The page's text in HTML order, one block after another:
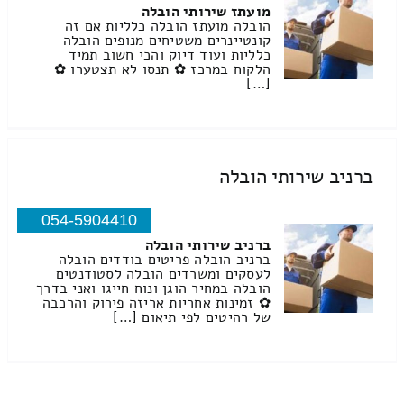
מועתז שירותי הובלה
הובלה מועתז הובלה כלליות אם זה
קונטיינרים משטיחים מנופים הובלה
כלליות ועוד דיוק והכי חשוב תמיד
הלקוח במרכז ✿ תנסו לא תצטערו ✿
[…]
ברניב שירותי הובלה
054-5904410
ברניב שירותי הובלה
ברניב הובלה פריטים בודדים הובלה
לעסקים ומשרדים הובלה לסטודנטים
הובלה במחיר הוגן ונוח חייגו ואני בדרך
✿ זמינות אחריות אריזה פירוק והרכבה
של רהיטים לפי תיאום […]